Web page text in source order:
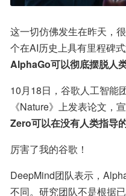
这一切仿佛发生在昨天，
个在AI历史上具有里程碑
AlphaGo可以彻底摆脱人类
10月18日，谷歌人工智能
《Nature》上发表论文
Zero可以在没有人类指导
厉害了我的谷歌！
DeepMind团队表示，
不同。研究团队不是根据